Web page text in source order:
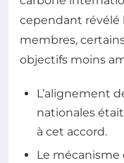
cependant révélé
membres,
objectifs moins
L’alignement
nationales
à cet accord.
Le mécanisme